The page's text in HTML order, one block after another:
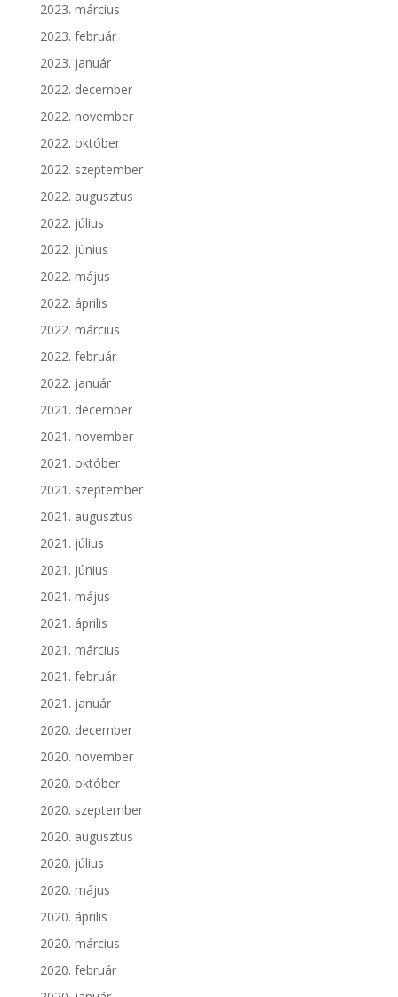
2023. március
2023. február
2023. január
2022. december
2022. november
2022. október
2022. szeptember
2022. augusztus
2022. július
2022. június
2022. május
2022. április
2022. március
2022. február
2022. január
2021. december
2021. november
2021. október
2021. szeptember
2021. augusztus
2021. július
2021. június
2021. május
2021. április
2021. március
2021. február
2021. január
2020. december
2020. november
2020. október
2020. szeptember
2020. augusztus
2020. július
2020. május
2020. április
2020. március
2020. február